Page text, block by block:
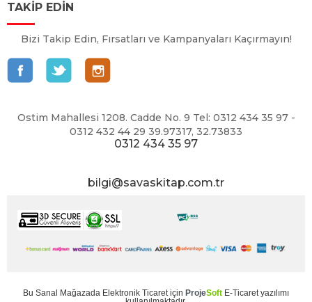
TAKİP EDİN
Bizi Takip Edin, Fırsatları ve Kampanyaları Kaçırmayın!
Ostim Mahallesi 1208. Cadde No. 9 Tel: 0312 434 35 97 -
0312 432 44 29 39.97317, 32.73833
0312 434 35 97
bilgi@savaskitap.com.tr
Bu Sanal Mağazada Elektronik Ticaret için ProjeSoft E-Ticaret yazılımı